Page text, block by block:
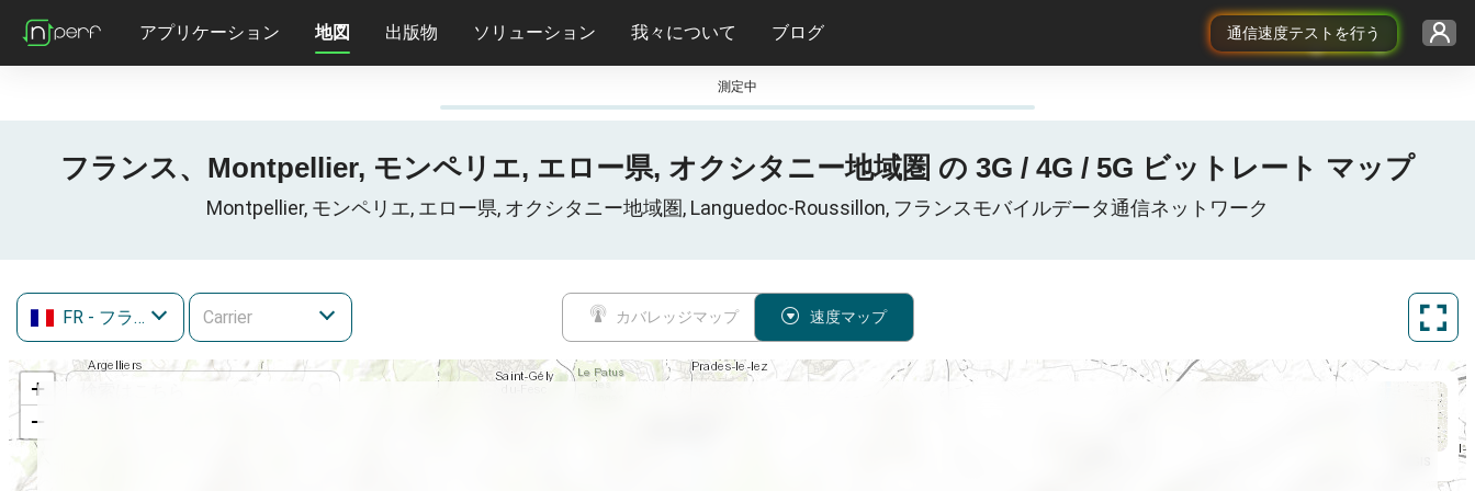
通信速度テストを行う
アプリケーション 地図 出版物 ソリューション 我々について ブログ
測定中
フランス、Montpellier, モンペリエ, エロー県, オクシタニー地域圏 の 3G / 4G / 5G ビットレート マップ
Montpellier, モンペリエ, エロー県, オクシタニー地域圏, Languedoc-Roussillon, フランスモバイルデータ通信ネットワーク
FR - フランス カバレッジマップ 速度マップ
+
−